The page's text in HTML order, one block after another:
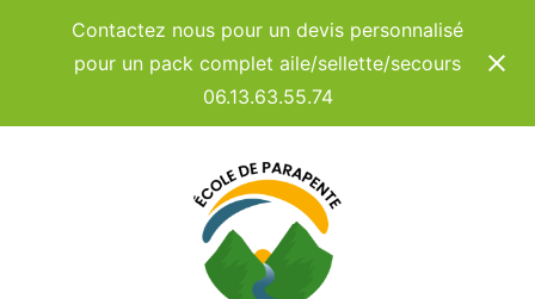
Contactez nous pour un devis personnalisé
pour un pack complet aile/sellette/secours
06.13.63.55.74